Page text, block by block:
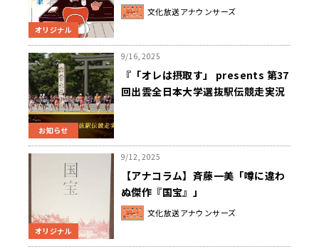
オリジナル
文化放送アナウンサーズ
お知らせ
9/16, 2025
『「オレは摂取す」 presents 第37
回出雲全日本大学選抜駅伝競走実況
オリジナル
9/12, 2025
【アナコラム】斉藤一美「噂に違わ
ぬ傑作『国宝』」
文化放送アナウンサーズ